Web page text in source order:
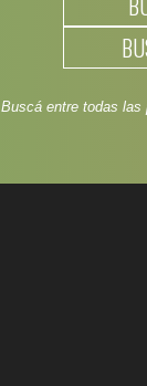
Buscá entre todas